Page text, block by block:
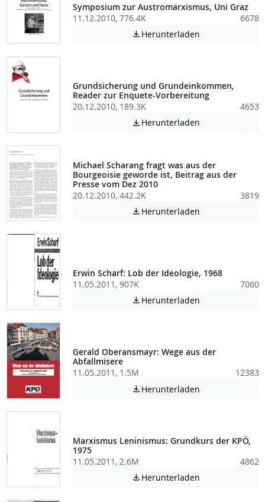
Symposium zur Austromarxismus, Uni Graz
11.12.2010, 776.4K
6678
 Herunterladen
Grundsicherung und Grundeinkommen,
Reader zur Enquete-Vorbereitung
20.12.2010, 189.3K
4653
 Herunterladen
Michael Scharang fragt was aus der
Bourgeoisie geworde ist, Beitrag aus der
Presse vom Dez 2010
20.12.2010, 442.2K
3819
 Herunterladen
Erwin Scharf: Lob der Ideologie, 1968
11.05.2011, 907K
7060
 Herunterladen
Gerald Oberansmayr: Wege aus der
Abfallmisere
11.05.2011, 1.5M
12383
 Herunterladen
Marxismus Leninismus: Grundkurs der KPÖ,
1975
11.05.2011, 2.6M
4862
 Herunterladen